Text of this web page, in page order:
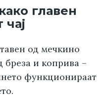
главен
чај
од мечкино
бреза и коприва –
функционираат